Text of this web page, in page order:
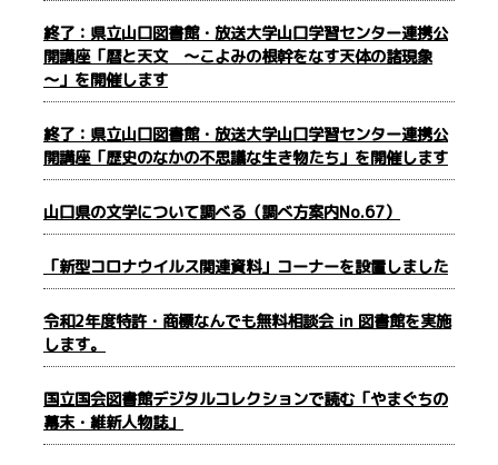
終了：県立山口図書館・放送大学山口学習センター連携公
開講座「暦と天文 ～こよみの根幹をなす天体の諸現象
～」を開催します
終了：県立山口図書館・放送大学山口学習センター連携公
開講座「歴史のなかの不思議な生き物たち」を開催します
山口県の文学について調べる（調べ方案内No.67）
「新型コロナウイルス関連資料」コーナーを設置しました
令和2年度特許・商標なんでも無料相談会 in 図書館を実施
します。
国立国会図書館デジタルコレクションで読む「やまぐちの
幕末・維新人物誌」